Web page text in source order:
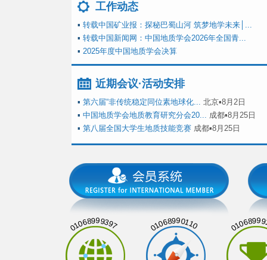
工作动态
▪ 转载中国矿业报：探秘巴蜀山河 筑梦地学未来│...
▪ 转载中国新闻网：中国地质学会2026年全国青...
▪ 2025年度中国地质学会决算
近期会议·活动安排
▪ 第六届“非传统稳定同位素地球化... 北京▪8月2日
▪ 中国地质学会地质教育研究分会20... 成都▪8月25日
▪ 第八届全国大学生地质技能竞赛 成都▪8月25日
01068999397 01068990110